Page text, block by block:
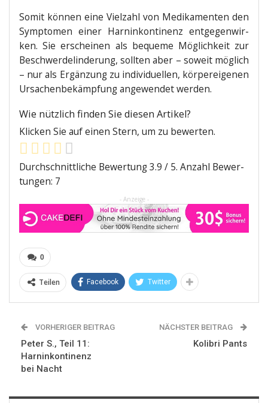
Somit kön­nen eine Viel­zahl von Medi­ka­men­ten den
Sym­pto­men einer Harn­in­kon­ti­nenz ent­ge­gen­wir­
ken. Sie erschei­nen als beque­me Mög­lich­keit zur
Beschwer­de­lin­de­rung, soll­ten aber – soweit mög­lich
– nur als Ergän­zung zu indi­vi­du­el­len, kör­per­ei­ge­nen
Ursa­chen­be­kämp­fung ange­wen­det werden.
Wie nütz­lich fin­den Sie die­sen Artikel?
Kli­cken Sie auf einen Stern, um zu bewerten.
Durch­schnitt­li­che Bewer­tung3.9 / 5. Anzahl Bewer­
tun­gen: 7
- Anzeige -
0
Teilen Facebook Twitter
VORHERIGER BEITRAG
Peter S., Teil 11:
Harninkontinenz
bei Nacht
NÄCHSTER BEITRAG
Kolibri Pants